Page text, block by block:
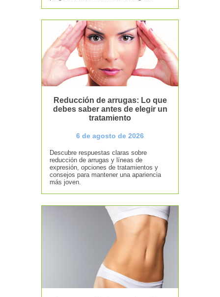
Reducción de arrugas: Lo que
debes saber antes de elegir un
tratamiento
6 de agosto de 2026
Descubre respuestas claras sobre
reducción de arrugas y líneas de
expresión, opciones de tratamientos y
consejos para mantener una apariencia
más joven.